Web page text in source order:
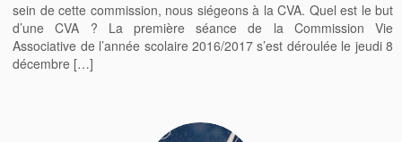
sein de cette commission, nous siégeons à la CVA. Quel est le but
d’une CVA ? La première séance de la Commission Vie
Associative de l’année scolaire 2016/2017 s’est déroulée le jeudi 8
décembre […]